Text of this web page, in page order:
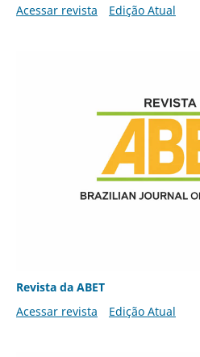
Acessar revista Edição Atual
Revista da ABET
Acessar revista
Edição Atual